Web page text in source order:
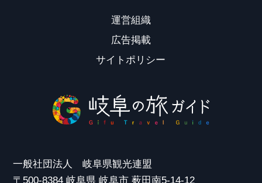
運営組織
広告掲載
サイトポリシー
一般社団法人 岐阜県観光連盟
〒500-8384 岐阜県 岐阜市 薮田南5-14-12